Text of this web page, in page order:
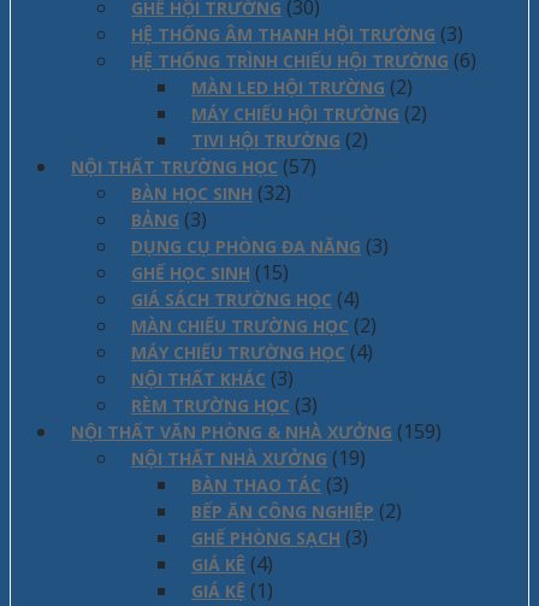
GHẾ HỘI TRƯỜNG (30)
HỆ THỐNG ÂM THANH HỘI TRƯỜNG (3)
HỆ THỐNG TRÌNH CHIẾU HỘI TRƯỜNG (6)
MÀN LED HỘI TRƯỜNG (2)
MÁY CHIẾU HỘI TRƯỜNG (2)
TIVI HỘI TRƯỜNG (2)
NỘI THẤT TRƯỜNG HỌC (57)
BÀN HỌC SINH (32)
BẢNG (3)
DỤNG CỤ PHÒNG ĐA NĂNG (3)
GHẾ HỌC SINH (15)
GIÁ SÁCH TRƯỜNG HỌC (4)
MÀN CHIẾU TRƯỜNG HỌC (2)
MÁY CHIẾU TRƯỜNG HỌC (4)
NỘI THẤT KHÁC (3)
RÈM TRƯỜNG HỌC (3)
NỘI THẤT VĂN PHÒNG & NHÀ XƯỞNG (159)
NỘI THẤT NHÀ XƯỞNG (19)
BÀN THAO TÁC (3)
BẾP ĂN CÔNG NGHIỆP (2)
GHẾ PHÒNG SẠCH (3)
GIÁ KÊ (4)
GIÁ KỆ (1)